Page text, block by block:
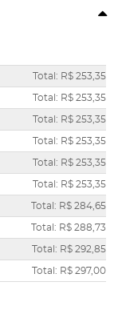
Total: R$ 253,35
Total: R$ 253,35
Total: R$ 253,35
Total: R$ 253,35
Total: R$ 253,35
Total: R$ 253,35
Total: R$ 284,65
Total: R$ 288,73
Total: R$ 292,85
Total: R$ 297,00